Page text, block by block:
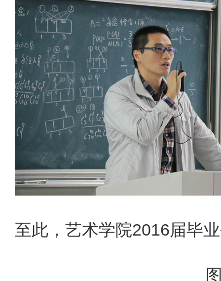
至此，艺术学院2016届毕
图片：